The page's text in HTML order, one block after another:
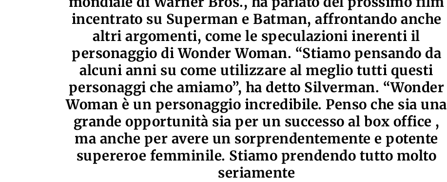
incentrato su Superman e Batman, affrontando anche
altri argomenti, come le speculazioni inerenti il
personaggio di Wonder Woman. “Stiamo pensando da
alcuni anni su come utilizzare al meglio tutti questi
personaggi che amiamo”, ha detto Silverman. “Wonder
Woman è un personaggio incredibile. Penso che sia una
grande opportunità sia per un successo al box office ,
ma anche per avere un sorprendentemente e potente
supereroe femminile. Stiamo prendendo tutto molto
seriamente